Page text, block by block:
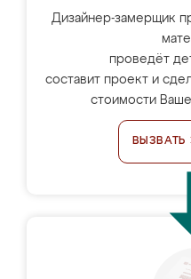
Дизайнер-замерщик
проведёт
составит проект и
стоимости